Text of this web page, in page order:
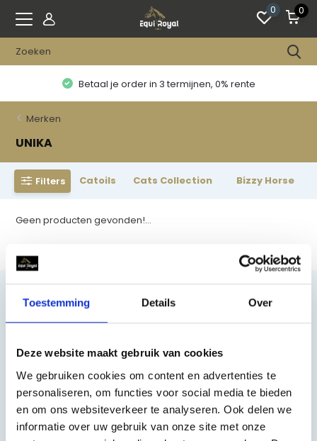
Toestemming Details Over
Deze website maakt gebruik van cookies
We gebruiken cookies om content en advertenties te
personaliseren, om functies voor social media te bieden
en om ons websiteverkeer te analyseren. Ook delen we
informatie over uw gebruik van onze site met onze
0 0
Betaal je order in 3 termijnen, 0% rente
Merken
UNIKA
Filters Catoils Cats Collection Bizzy Horse
Geen producten gevonden!...
085 002 0715
0229-700241
info@equiroyal.nl